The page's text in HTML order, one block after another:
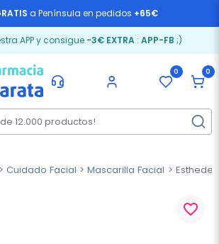
a Península en pedidos +65€
APP y consigue -3€ EXTRA: APP-FB ;)
0 0
Cuidado Facial Mascarilla Facial
favorite_border